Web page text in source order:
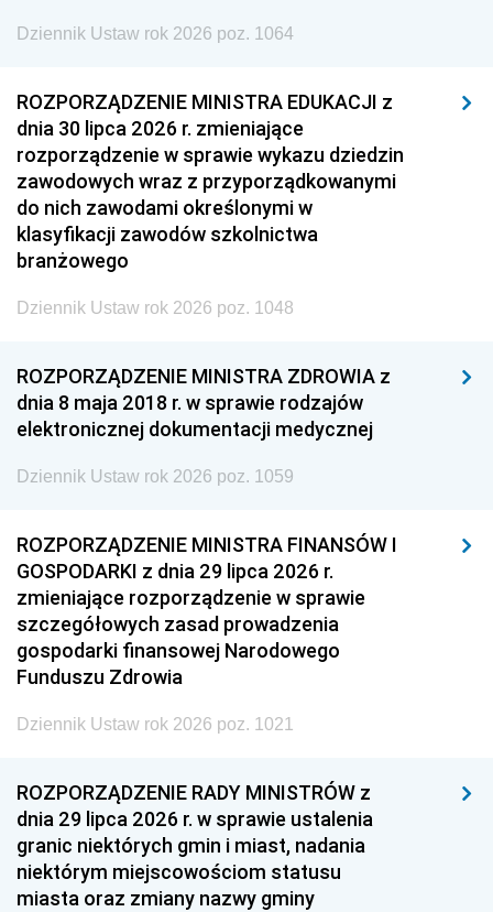
Dziennik Ustaw rok 2026 poz. 1064
ROZPORZĄDZENIE MINISTRA EDUKACJI z
dnia 30 lipca 2026 r. zmieniające
rozporządzenie w sprawie wykazu dziedzin
zawodowych wraz z przyporządkowanymi
do nich zawodami określonymi w
klasyfikacji zawodów szkolnictwa
branżowego
Dziennik Ustaw rok 2026 poz. 1048
ROZPORZĄDZENIE MINISTRA ZDROWIA z
dnia 8 maja 2018 r. w sprawie rodzajów
elektronicznej dokumentacji medycznej
Dziennik Ustaw rok 2026 poz. 1059
ROZPORZĄDZENIE MINISTRA FINANSÓW I
GOSPODARKI z dnia 29 lipca 2026 r.
zmieniające rozporządzenie w sprawie
szczegółowych zasad prowadzenia
gospodarki finansowej Narodowego
Funduszu Zdrowia
Dziennik Ustaw rok 2026 poz. 1021
ROZPORZĄDZENIE RADY MINISTRÓW z
dnia 29 lipca 2026 r. w sprawie ustalenia
granic niektórych gmin i miast, nadania
niektórym miejscowościom statusu
miasta oraz zmiany nazwy gminy